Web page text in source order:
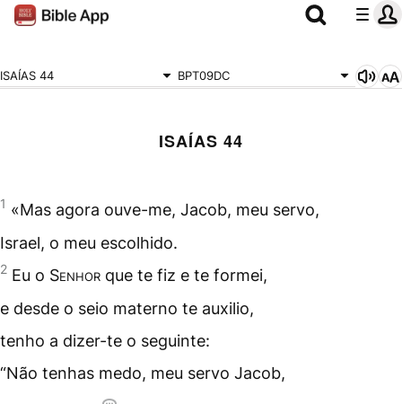
ISAÍAS 44 BPT09DC
ISAÍAS 44
1 «Mas agora ouve-me, Jacob, meu servo,
Israel, o meu escolhido.
2 Eu o Senhor que te fiz e te formei,
e desde o seio materno te auxilio,
tenho a dizer-te o seguinte:
“Não tenhas medo, meu servo Jacob,